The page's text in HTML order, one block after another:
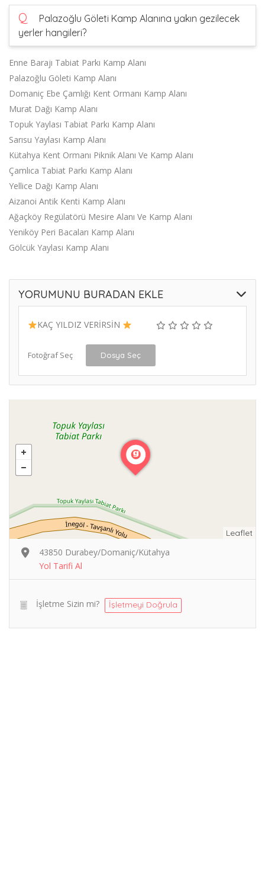
Q
Palazoğlu Göleti Kamp Alanına yakın gezilecek
yerler hangileri?
Enne Barajı Tabiat Parkı Kamp Alanı
Palazoğlu Göleti Kamp Alanı
Domaniç Ebe Çamlığı Kent Ormanı Kamp Alanı
Murat Dağı Kamp Alanı
Topuk Yaylası Tabiat Parkı Kamp Alanı
Sarısu Yaylası Kamp Alanı
Kütahya Kent Ormanı Piknik Alanı Ve Kamp Alanı
Çamlıca Tabiat Parkı Kamp Alanı
Yellice Dağı Kamp Alanı
Aizanoi Antik Kenti Kamp Alanı
Ağaçköy Regülatörü Mesire Alanı Ve Kamp Alanı
Yeniköy Peri Bacaları Kamp Alanı
Gölcük Yaylası Kamp Alanı
YORUMUNU BURADAN EKLE
KAÇ YILDIZ VERİRSİN
Fotoğraf Seç Dosya Seç
Leaflet
43850 Durabey/Domaniç/Kütahya
Yol Tarifi Al
İşletme Sizin mi? İşletmeyi Doğrula